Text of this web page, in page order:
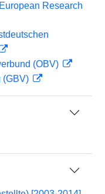
Research
(OBV)
(GBV)